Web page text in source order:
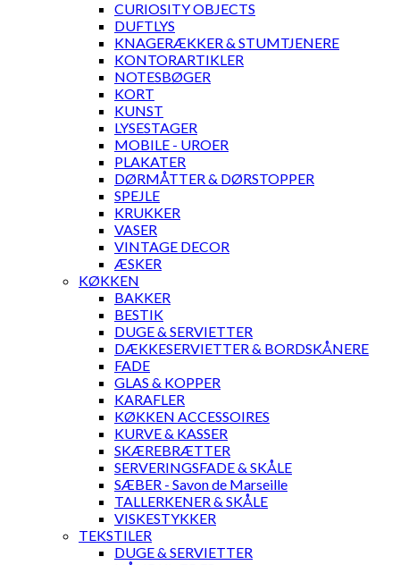
CURIOSITY OBJECTS
DUFTLYS
KNAGERÆKKER & STUMTJENERE
KONTORARTIKLER
NOTESBØGER
KORT
KUNST
LYSESTAGER
MOBILE - UROER
PLAKATER
DØRMÅTTER & DØRSTOPPER
SPEJLE
KRUKKER
VASER
VINTAGE DECOR
ÆSKER
KØKKEN
BAKKER
BESTIK
DUGE & SERVIETTER
DÆKKESERVIETTER & BORDSKÅNERE
FADE
GLAS & KOPPER
KARAFLER
KØKKEN ACCESSOIRES
KURVE & KASSER
SKÆREBRÆTTER
SERVERINGSFADE & SKÅLE
SÆBER - Savon de Marseille
TALLERKENER & SKÅLE
VISKESTYKKER
TEKSTILER
DUGE & SERVIETTER